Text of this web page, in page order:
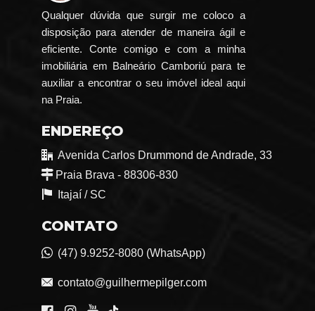
Qualquer dúvida que surgir me coloco a
disposição para atender de maneira ágil e
eficiente. Conte comigo e com a minha
imobiliária em Balneário Camboriú para te
auxiliar a encontrar o seu imóvel ideal aqui
na Praia.
ENDEREÇO
Avenida Carlos Drummond de Andrade, 33
Praia Brava - 88306-830
Itajaí / SC
CONTATO
(47) 9.9252-8080 (WhatsApp)
contato@guilhermepilger.com